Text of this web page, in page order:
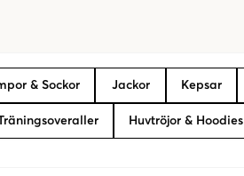
& Sockor Jackor Kepsar
Huvtröjor & Hoodies